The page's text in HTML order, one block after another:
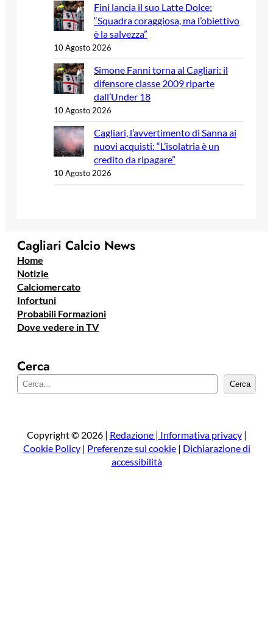
Fini lancia il suo Latte Dolce:
“Squadra coraggiosa, ma l’obiettivo
è la salvezza”
10 Agosto 2026
Simone Fanni torna al Cagliari: il
difensore classe 2009 riparte
dall’Under 18
10 Agosto 2026
Cagliari, l’avvertimento di Sanna ai
nuovi acquisti: “L’isolatria è un
credito da ripagare”
10 Agosto 2026
Cagliari Calcio News
Home
Notizie
Calciomercato
Infortuni
Probabili Formazioni
Dove vedere in TV
Cerca
e
a
Cerca
Copyright © 2026 | Redazione | Informativa privacy|
Cookie Policy| Preferenze sui cookie| Dichiarazione di
accessibilità